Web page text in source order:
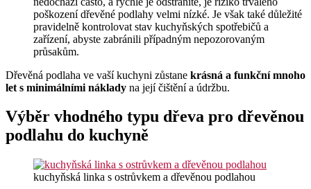
poškození dřevěné podlahy velmi nízké. Je však také důležité
pravidelně kontrolovat stav kuchyňských spotřebičů a
zařízení, abyste zabránili případným nepozorovaným
průsakům.
Dřevěná podlaha ve vaší kuchyni zůstane krásná a funkční mnoho
let s minimálními náklady na její čištění a údržbu.
Výběr vhodného typu dřeva pro dřevěnou
podlahu do kuchyně
kuchyňská linka s ostrůvkem a dřevěnou podlahou